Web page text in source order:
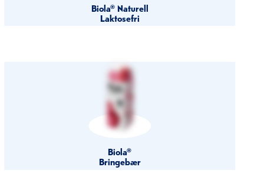
Biola® Naturell
Laktosefri
Biola®
Bringebær